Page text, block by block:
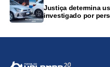
Justiça determina
investigado por